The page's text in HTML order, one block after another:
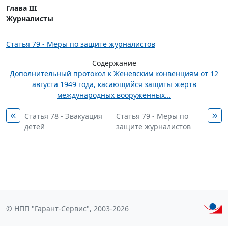
Глава III
Журналисты
Статья 79 - Меры по защите журналистов
Содержание
Дополнительный протокол к Женевским конвенциям от 12
августа 1949 года, касающийся защиты жертв
международных вооруженных...
Статья 78 - Эвакуация
детей
Статья 79 - Меры по
защите журналистов
© НПП "Гарант-Сервис", 2003-2026